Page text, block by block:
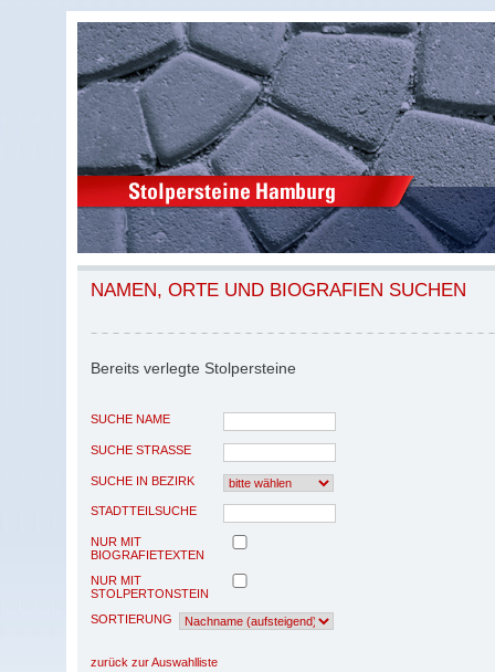
NAMEN, ORTE UND BIOGRAFIEN SUCHEN
Bereits verlegte Stolpersteine
SUCHE NAME
SUCHE STRASSE
SUCHE IN BEZIRK
STADTTEILSUCHE
NUR MIT
BIOGRAFIETEXTEN
NUR MIT
STOLPERTONSTEIN
SORTIERUNG
zurück zur Auswahlliste